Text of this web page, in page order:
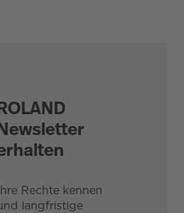
Rechte kennen
langfristige